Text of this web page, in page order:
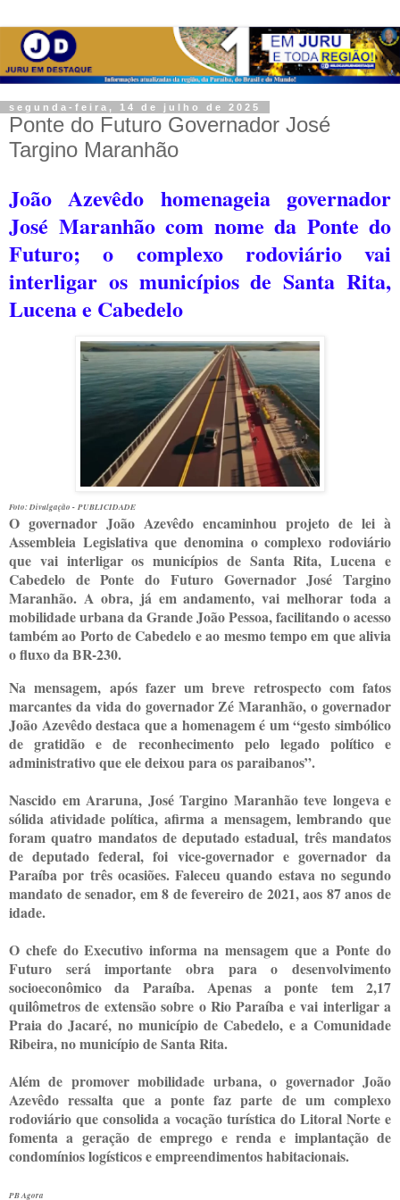
segunda-feira, 14 de julho de 2025
Ponte do Futuro Governador José
Targino Maranhão
João Azevêdo homenageia governador
José Maranhão com nome da Ponte do
Futuro; o complexo rodoviário vai
interligar os municípios de Santa Rita,
Lucena e Cabedelo
Foto: Divulgação - PUBLICIDADE
O governador João Azevêdo encaminhou projeto de lei à
Assembleia Legislativa que denomina o complexo rodoviário
que vai interligar os municípios de Santa Rita, Lucena e
Cabedelo de Ponte do Futuro Governador José Targino
Maranhão. A obra, já em andamento, vai melhorar toda a
mobilidade urbana da Grande João Pessoa, facilitando o acesso
também ao Porto de Cabedelo e ao mesmo tempo em que alivia
o fluxo da BR-230.
Na mensagem, após fazer um breve retrospecto com fatos
marcantes da vida do governador Zé Maranhão, o governador
João Azevêdo destaca que a homenagem é um “gesto simbólico
de gratidão e de reconhecimento pelo legado político e
administrativo que ele deixou para os paraibanos”.
Nascido em Araruna, José Targino Maranhão teve longeva e
sólida atividade política, afirma a mensagem, lembrando que
foram quatro mandatos de deputado estadual, três mandatos
de deputado federal, foi vice-governador e governador da
Paraíba por três ocasiões. Faleceu quando estava no segundo
mandato de senador, em 8 de fevereiro de 2021, aos 87 anos de
idade.
O chefe do Executivo informa na mensagem que a Ponte do
Futuro será importante obra para o desenvolvimento
socioeconômico da Paraíba. Apenas a ponte tem 2,17
quilômetros de extensão sobre o Rio Paraíba e vai interligar a
Praia do Jacaré, no município de Cabedelo, e a Comunidade
Ribeira, no município de Santa Rita.
Além de promover mobilidade urbana, o governador João
Azevêdo ressalta que a ponte faz parte de um complexo
rodoviário que consolida a vocação turística do Litoral Norte e
fomenta a geração de emprego e renda e implantação de
condomínios logísticos e empreendimentos habitacionais.
PB Agora